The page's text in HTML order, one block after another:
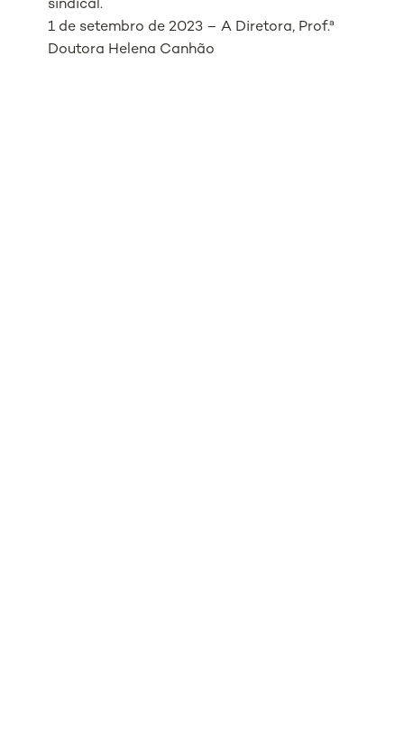
sindical.
1 de setembro de 2023 – A Diretora, Prof.ª
Doutora Helena Canhão